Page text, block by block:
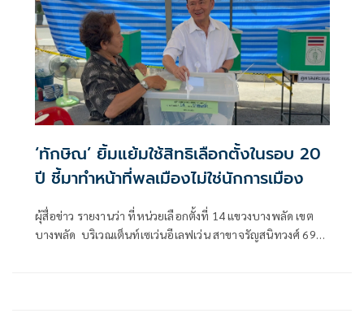
‘ทักษิณ’ ยิ้มแย้มใช้สิทธิเลือกตั้งในรอบ 20
ปี ชี้มาทำหน้าที่พลเมืองไม่ใช่นักการเมือง
ผุ้สื่อข่าว รายงานว่า ที่หน่วยเลือกตั้งที่ 14 แขวงบางพลัด เขต
บางพลัด บริเวณเต็นท์เซเว่นอีเลฟเว่น สาขาจรัญสนิทวงศ์ 69